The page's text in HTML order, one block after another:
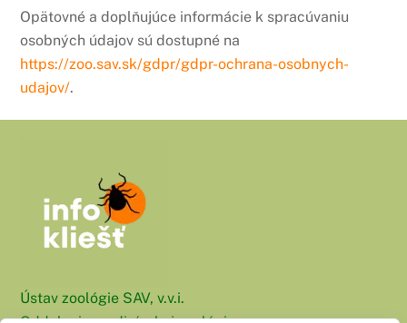
Opätovné a doplňujúce informácie k spracúvaniu
osobných údajov sú dostupné na
https://zoo.sav.sk/gdpr/gdpr-ochrana-osobnych-
udajov/.
Ústav zoológie SAV, v.v.i.